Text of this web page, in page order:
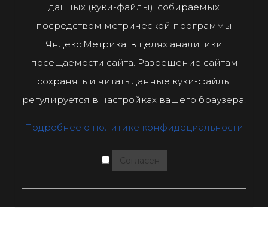
данных (куки-файлы), собираемых
посредством метрической программы
Яндекс.Метрика, в целях аналитики
посещаемости сайта. Разрешение сайтам
сохранять и читать данные куки-файлы
регулируется в настройках вашего браузера.
Подробнее о политике конфидециальности
Согласен